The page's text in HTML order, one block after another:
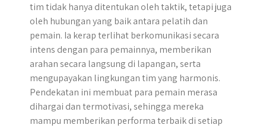
tim tidak hanya ditentukan oleh taktik, tetapi juga
oleh hubungan yang baik antara pelatih dan
pemain. Ia kerap terlihat berkomunikasi secara
intens dengan para pemainnya, memberikan
arahan secara langsung di lapangan, serta
mengupayakan lingkungan tim yang harmonis.
Pendekatan ini membuat para pemain merasa
dihargai dan termotivasi, sehingga mereka
mampu memberikan performa terbaik di setiap